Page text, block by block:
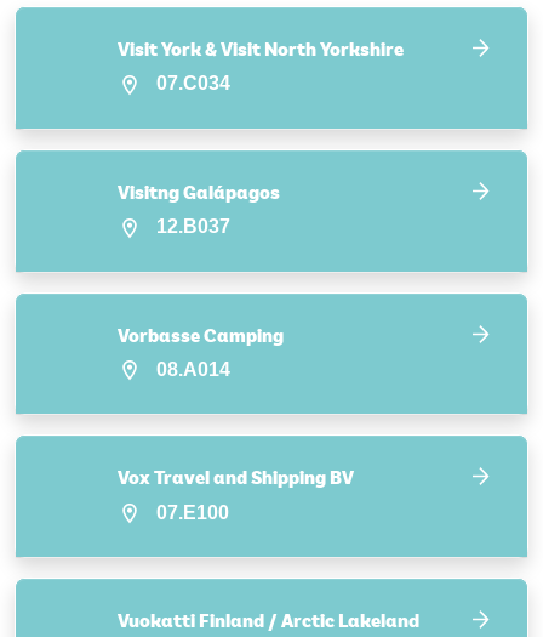
Visit York & Visit North Yorkshire
07.C034
Visitng Galápagos
12.B037
Vorbasse Camping
08.A014
Vox Travel and Shipping BV
07.E100
Vuokatti Finland / Arctic Lakeland